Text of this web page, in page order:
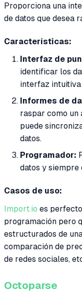
Proporciona una
de datos que desea
Características:
Interfaz de
identificar los
interfaz
Informes de
raspar como un
puede
datos.
Programador:
datos y siempre
Casos de uso:
Import.io es
programación pero
estructurados de
comparación de
de redes sociales,
Octoparse